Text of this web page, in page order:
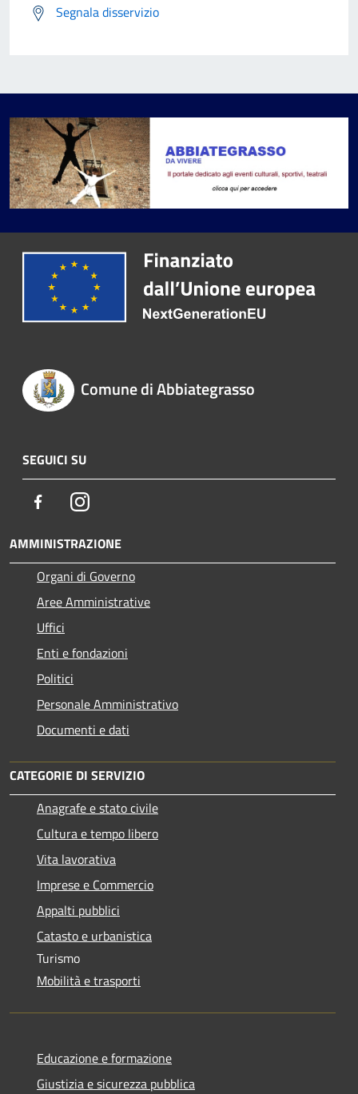
Segnala disservizio
Comune di Abbiategrasso
SEGUICI SU
FacebookInstagram
AMMINISTRAZIONE
Organi di Governo
Aree Amministrative
Uffici
Enti e fondazioni
Politici
Personale Amministrativo
Documenti e dati
CATEGORIE DI SERVIZIO
Anagrafe e stato civile
Cultura e tempo libero
Vita lavorativa
Imprese e Commercio
Appalti pubblici
Catasto e urbanistica
Turismo
Mobilità e trasporti
Educazione e formazione
Giustizia e sicurezza pubblica